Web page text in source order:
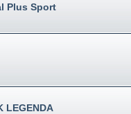
Plus Sport
LEGENDA